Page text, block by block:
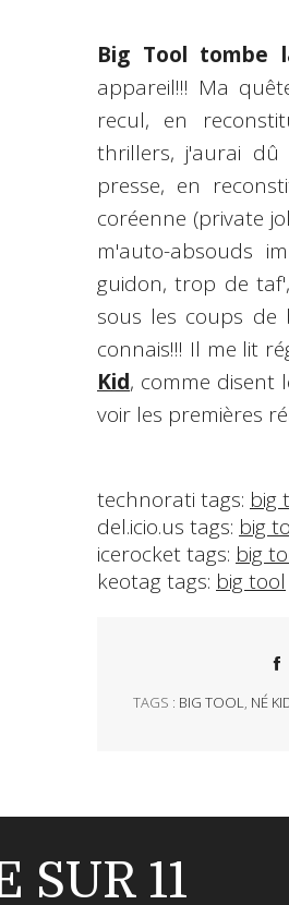
Big Tool tombe
appareil!!! Ma
recul, en
thrillers, j'aurai dû
presse, en
coréenne (private
m'auto-absouds
guidon, trop de
sous les coups de
connais!!! Il me lit
Kid, comme disent
voir les premières
technorati tags: big
del.icio.us tags: big
icerocket tags: big
keotag tags: big tool
TAGS : BIG TOOL, NÉ
SUR 11